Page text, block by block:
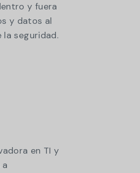
y fuera
y datos al
seguridad.
en TI y